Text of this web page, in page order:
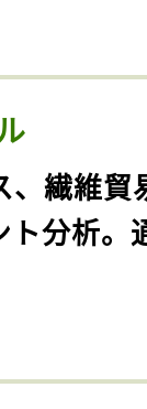
、繊維貿
ト分析。